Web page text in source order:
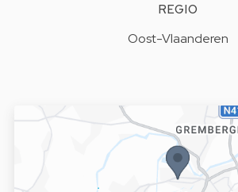
REGIO
Oost-Vlaanderen